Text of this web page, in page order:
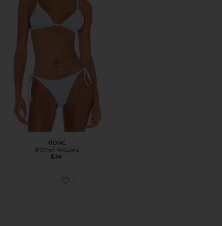
ПОЯС
8 Other Reasons
$36
Favorite КОЖАНЫЙ ЦЕПНОЙ ПОЯС